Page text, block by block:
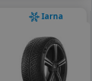
Iarna